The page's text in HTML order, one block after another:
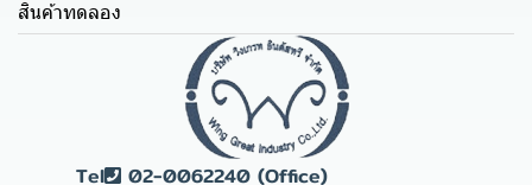
สินค้าทดลอง
Tel
02-0062240 (Office)